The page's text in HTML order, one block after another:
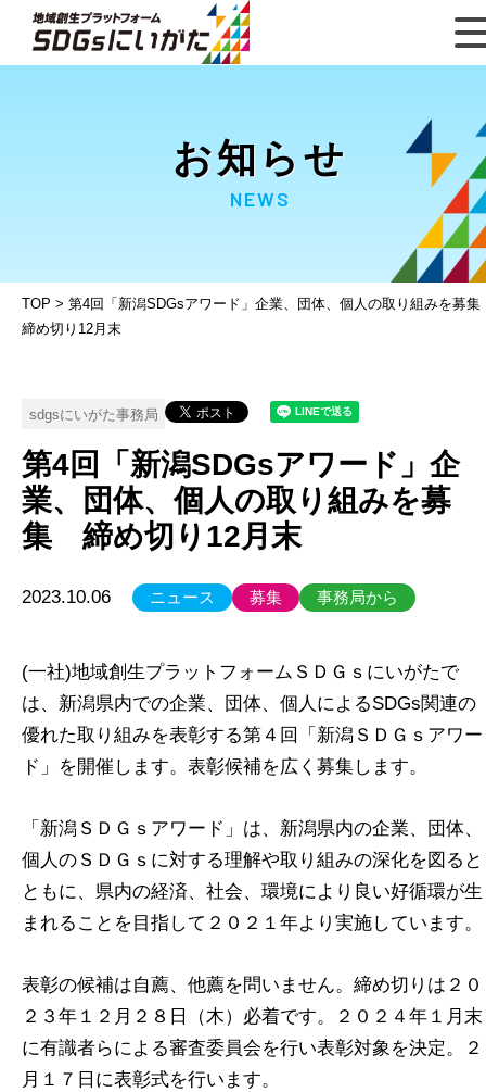
お知らせ
NEWS
TOP > 第4回「新潟SDGsアワード」企業、団体、個人の取り組みを募
締め切り12月末
sdgsにいがた事務局
第4回「新潟SDGsアワード」企
業、団体、個人の取り組みを募
集 締め切り12月末
2023.10.06 ニュース 募集 事務局から
(一社)地域創生プラットフォームＳＤＧｓにいがたで
は、新潟県内での企業、団体、個人によるSDGs関連の
優れた取り組みを表彰する第４回「新潟ＳＤＧｓアワー
ド」を開催します。表彰候補を広く募集します。
「新潟ＳＤＧｓアワード」は、新潟県内の企業、団体、
個人のＳＤＧｓに対する理解や取り組みの深化を図ると
ともに、県内の経済、社会、環境により良い好循環が生
まれることを目指して２０２１年より実施しています。
表彰の候補は自薦、他薦を問いません。締め切りは２０
２３年１２月２８日（木）必着です。２０２４年１月末
に有識者らによる審査委員会を行い表彰対象を決定。２
月１７日に表彰式を行います。